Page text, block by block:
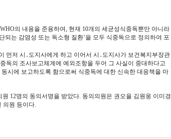
의 내용을 준용하여, 현재 10개의 세균성식중독뿐만 아니라
는 감염성 또는 독소형 질환’을 모두 식중독으로 정의하여 포
먼저 시․도지사에게 하고 이어서 시․도지사가 보건복지부장관
독의 조사보고체계에 예외조항을 두어 그 사실이 중대하다고
시에 보고하도록 함으로써 식중독에 대한 신속한 대응책을 마
12명의 동의서명을 받았다. 동의의원은 권오을 김원웅 이미경
의원 등이다.